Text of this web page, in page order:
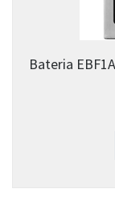
Bateria